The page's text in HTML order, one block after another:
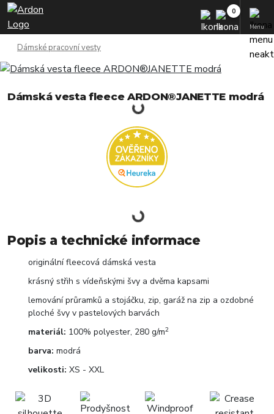
Menu
Dámské pracovní vesty
Dámská vesta fleece ARDON®JANETTE modrá
Popis a technické informace
originální fleecová dámská vesta
krásný střih s vídeňskými švy a dvěma kapsami
lemování průramků a stojáčku, zip, garáž na zip a ozdobné
ploché švy v pastelových barvách
materiál: 100% polyester, 280 g/m2
barva: modrá
velikosti: XS - XXL